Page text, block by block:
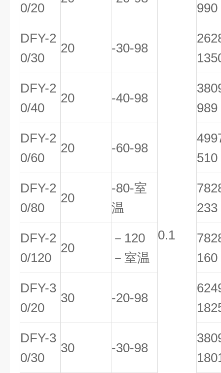
0/20
0.1
990
DFY-2
0/30
20 -30-98
DFY-2
0/40
20 -40-98
989
DFY-2
0/60
20 -60-98
510
DFY-2
0/80
20
-80-室
温
233
DFY-2
0/120
20
－120
－室温
160
DFY-3
0/20
30 -20-98
DFY-3
0/30
30 -30-98